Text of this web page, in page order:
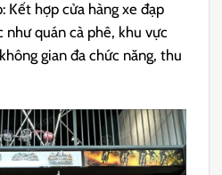
Kết hợp cửa hàng xe đạp
như quán cà phê, khu vực
gian đa chức năng, thu